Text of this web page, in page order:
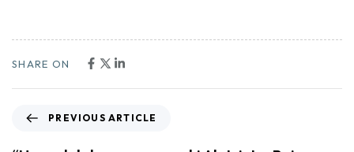
SHARE ON
PREVIOUS ARTICLE